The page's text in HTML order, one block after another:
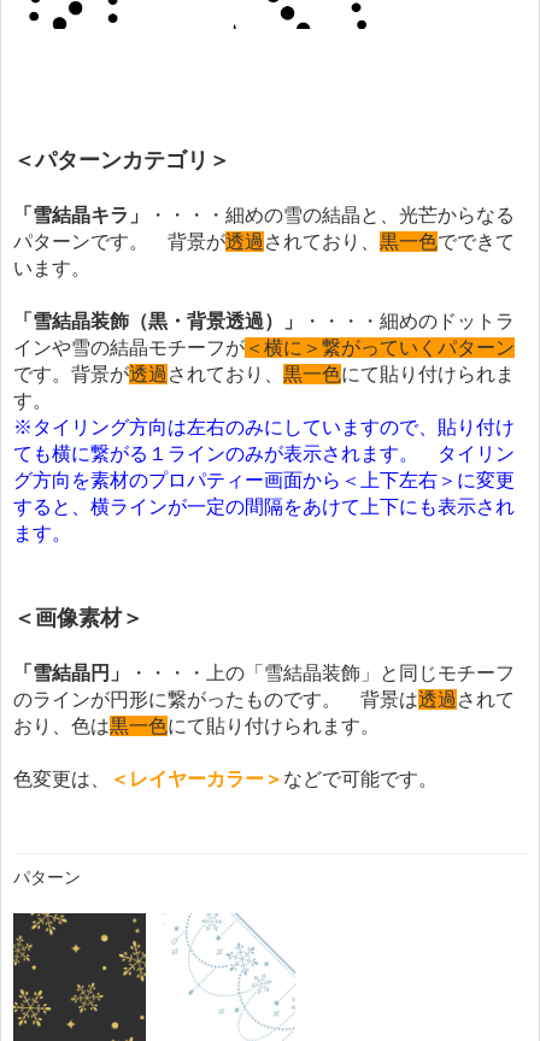
＜パターンカテゴリ＞
「雪結晶キラ」
・・・・細めの雪の結晶と、光芒からなる
パターンです。 背景が透過 されており、 黒一色でできて
います。
「雪結晶装飾（黒・背景透過）」
・・・・細めのドットラ
インや雪の結晶モチーフが ＜横に＞繋がっていくパターン
です。背景が透過 されており、 黒一色にて貼り付けられま
す。
※タイリング方向は左右のみにしていますので、貼り付け
ても横に繋がる１ラインのみが表示されます。 タイリン
グ方向を素材のプロパティー画面から＜上下左右＞に変更
すると、横ラインが一定の間隔をあけて上下にも表示され
ます。
＜画像素材＞
「雪結晶円」
・・・・上の「雪結晶装飾」と同じモチーフ
のラインが円形に繋がったものです。 背景は透過 されて
おり、色は黒一色にて貼り付けられます。
色変更は、 ＜レイヤーカラー＞ などで可能です。
パターン